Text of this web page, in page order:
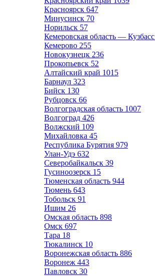
Красноярск 647
Минусинск 70
Норильск 57
Кемеровская область — Кузбасс
Кемерово 255
Новокузнецк 236
Прокопьевск 52
Алтайский край 1015
Барнаул 323
Бийск 130
Рубцовск 66
Волгоградская область 1007
Волгоград 426
Волжский 109
Михайловка 45
Республика Бурятия 979
Улан-Удэ 632
Северобайкальск 39
Гусиноозерск 15
Тюменская область 944
Тюмень 643
Тобольск 91
Ишим 26
Омская область 898
Омск 697
Тара 18
Тюкалинск 10
Воронежская область 886
Воронеж 443
Павловск 30